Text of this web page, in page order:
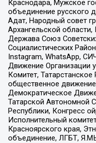
Краснодара, Мужское
объединение русского
Адат, Народный совет
Архангельской
Держава Союз
Социалистических
Instagram, WhatsApp,
Движение Организации
Комитет,
общественное
Демократическое
Татарской Автономной
Республики, Конгресс
Исполнительный
Красноярского края,
объединение, ЛГБТ,